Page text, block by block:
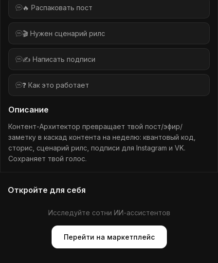
🔥 Распаковать пост
🎬 Нужен сценарий рилс
✍️ Написать подписи
❓ Как это работает
Описание
Контент-Архитектор превращает твой пост/эфир/
заметку в каскад контента на неделю: квантовый код,
сторис, сценарий рилс, подписи для Instagram и VK.
Сохраняет твой голос.
Откройте для себя
Исследуйте сотни ИИ-ассистентов
Перейти на маркетплейс